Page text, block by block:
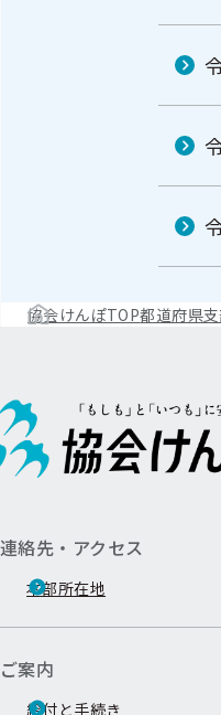
協会けんぽTOP都道府県
連絡先・アクセス
本部所在地
ご案内
給付と手続き